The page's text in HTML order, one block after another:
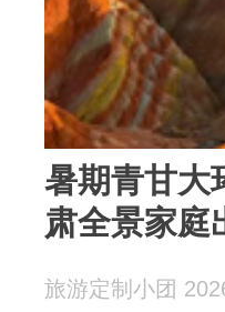
暑期青甘大
肃全景家庭
旅游定制小团